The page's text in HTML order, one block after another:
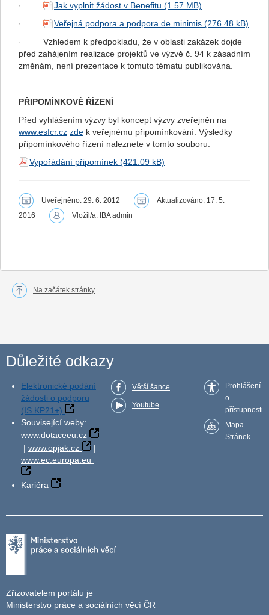
·
Jak vyplnit žádost v Benefitu
·
Veřejná podpora a podpora de minimis
·
Vzhledem k předpokladu, že v oblasti zakázek dojde
před zahájením realizace projektů ve výzvě č. 94 k zásadním
změnám, není prezentace k tomuto tématu publikována.
PŘIPOMÍNKOVÉ ŘÍZENÍ
Před vyhlášením výzvy byl koncept výzvy zveřejněn na
www.esfcr.cz zde k veřejnému připomínkování. Výsledky
připomínkového řízení naleznete v tomto souboru:
Vypořádání připomínek
Uveřejněno: 29. 6. 2012
Aktualizováno: 17. 5.
2016
Vložil/a: IBA admin
Na začátek stránky
Důležité odkazy
Elektronické podání
žádosti o podporu
(IS KP21+)
Související weby:
www.dotaceeu.cz
| www.opjak.cz
|
www.ec.europa.eu
Kariéra
Větší šance
Youtube
Prohlášení
o
přístupnosti
Mapa
Stránek
Zřizovatelem portálu je
Ministerstvo práce a sociálních věcí ČR